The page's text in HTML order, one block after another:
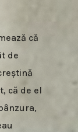
că
de
că de el